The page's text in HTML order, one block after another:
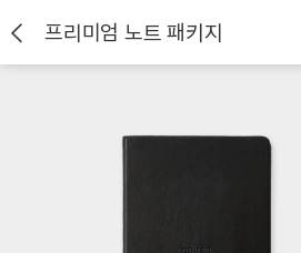
프리미엄 노트 패키지